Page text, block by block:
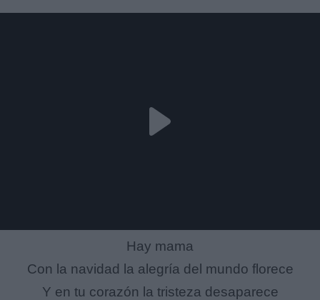
Hay mama
Con la navidad la alegría del mundo florece
Y en tu corazón la tristeza desaparece